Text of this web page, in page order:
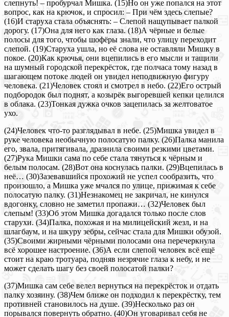
слепнуть! ‒ пробурчал Мишка. (15)Но он уже попался на этот
вопрос, как на крючок, и спросил: ‒ При чём здесь слепые?
(16)И старуха стала объяснять: ‒ Слепой нащупывает палкой
дорогу. (17)Она для него как глаза. (18)А чёрные и белые
полосы для того, чтобы шофёры знали, что улицу переходит
слепой. (19)Старуха ушла, но её слова не оставляли Мишку в
покое. (20)Как крючья, они вцепились в его мысли и тащили
на шумный городской перекрёсток, где полчаса тому назад в
шагающем потоке людей он увидел неподвижную фигуру
человека. (21)Человек стоял и смотрел в небо. (22)Его острый
подбородок был поднят, а козырёк выгоревшей кепки целился
в облака. (23)Тонкая дужка очков зацепилась за желтоватое
ухо.
(24)Человек что-то разглядывал в небе. (25)Мишка увидел в
руке человека необычную полосатую палку. (26)Палка манила
его, звала, притягивала, дразнила своими резкими цветами.
(27)Рука Мишки сама по себе стала тянуться к чёрным и
белым полосам. (28)Вот она коснулась палки. (29)Вцепилась в
неё… (30)Зазевавшийся прохожий не успел сообразить, что
произошло, а Мишка уже мчался по улице, прижимая к себе
полосатую палку. (31)Незнакомец не закричал, не кинулся
вдогонку, словно не заметил пропажи… (32)Человек был
слепым! (33)Об этом Мишка догадался только после слов
старухи. (34)Палка, похожая и на милицейский жезл, и на
шлагбаум, и на шкуру зебры, сейчас стала для Мишки обузой.
(35)Своими жирными чёрными полосами она перечеркнула
всё хорошее настроение. (36)А если слепой человек всё ещё
стоит на краю тротуара, подняв незрячие глаза к небу, и не
может сделать шагу без своей полосатой палки?
(37)Мишка сам себе велел вернуться на перекрёсток и отдать
палку хозяину. (38)Чем ближе он подходил к перекрёстку, тем
противней становилось на душе. (39)Несколько раз он
порывался повернуть обратно. (40)Он уговаривал себя не